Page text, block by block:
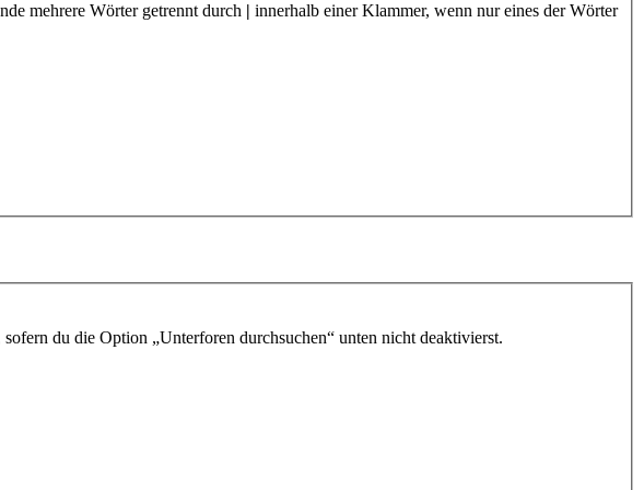
mehrere Wörter getrennt durch | innerhalb einer Klammer, wenn nur eines der Wörter
du die Option „Unterforen durchsuchen“ unten nicht deaktivierst.